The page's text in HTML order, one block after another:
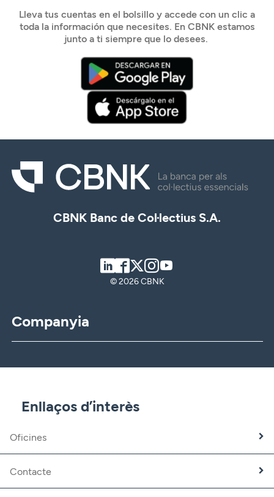
CBNK Banc de Col·lectius S.A.
LinkedIn
Facebook
TwitterInstagram
Youtube
CBNK Gestió d’Actius
Fundació CBNK
Atenció al client